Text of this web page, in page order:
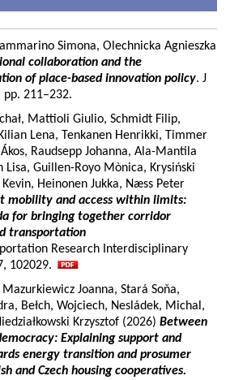
Simona, Olechnicka Agnieszka
collaboration and the
of place-based innovation policy. J
pp. 211–232.
Mattioli Giulio, Schmidt Filip,
Lena, Tenkanen Henrikki, Timmer
Raudsepp Johanna, Ala-Mantila
Lisa, Guillen-Royo Mònica, Krysiński
Heinonen Jukka, Næss Peter
mobility and access within limits:
for bringing together corridor
transportation
Research Interdisciplinary
102029.
Mazurkiewicz Joanna, Stará Soňa,
Bełch, Wojciech, Nesládek, Michal,
Krzysztof (2026) Between
Explaining support and
energy transition and prosumer
and Czech housing cooperatives.